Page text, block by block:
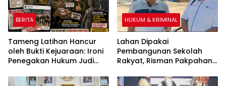
BERITA
Tameng Latihan Hancur
oleh Bukti Kejuaraan: Ironi
Penegakan Hukum Judi
Johor
HUKUM & KRIMINAL
Lahan Dipakai
Pembangunan Sekolah
Rakyat, Risman Pakpahan
Rugi Ke Kemensos RI